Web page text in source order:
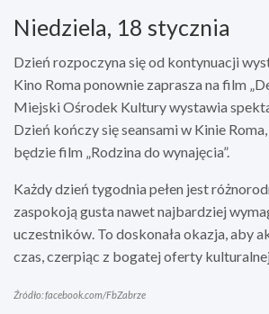
Niedziela, 18 stycznia
Dzień rozpoczyna się od kontynuacji
Kino Roma ponownie zaprasza na film
Miejski Ośrodek Kultury wystawia
Dzień kończy się seansami w Kinie
będzie film „Rodzina do wynajęcia”.
Każdy dzień tygodnia pełen jest
zaspokoją gusta nawet najbardziej
uczestników. To doskonała okazja, aby
czas, czerpiąc z bogatej oferty
Źródło: facebook.com/FbZabrze